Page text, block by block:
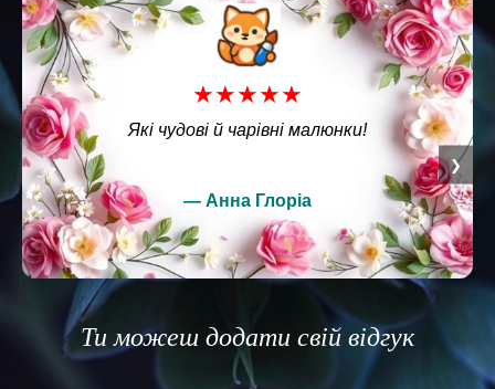
❮
★★★★★
Які чудові й чарівні малюнки!
— Анна Глоріа
Ти можеш додати свій відгук
❯